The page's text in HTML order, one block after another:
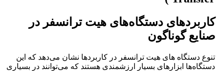
کاربردهای دستگاه‌های هیت ترانسفر در
صنایع گوناگون
تنوع دستگاه های هیت ترانسفر در کاربردها نشان می‌دهد که این
دستگاه‌ها ابزارهای بسیار ارزشمندی هستند که می‌توانند در بسیاری